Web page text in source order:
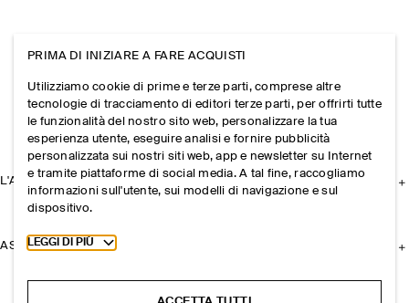
L'AZIENDA
ASSISTENZA
PRIMA DI INIZIARE A FARE ACQUISTI
Utilizziamo cookie di prime e terze parti, comprese altre
tecnologie di tracciamento di editori terze parti, per offrirti tutte
le funzionalità del nostro sito web, personalizzare la tua
esperienza utente, eseguire analisi e fornire pubblicità
personalizzata sui nostri siti web, app e newsletter su Internet
e tramite piattaforme di social media. A tal fine, raccogliamo
informazioni sull'utente, sui modelli di navigazione e sul
dispositivo.
Toggle more cookie information
LEGGI DI PIÙ